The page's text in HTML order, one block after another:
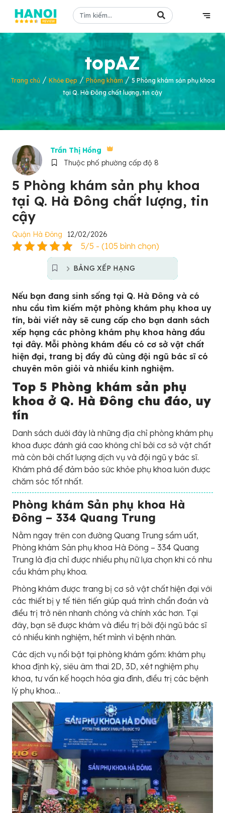
topAZ
Trang chủ/ Khỏe Đẹp / Phòng khám/5 Phòng khám sản phụ khoa
tại Q. Hà Đông chất lượng, tin cậy
Trần Thị Hồng
Thuộc phố phường cấp độ 8
5 Phòng khám sản phụ khoa
tại Q. Hà Đông chất lượng, tin
cậy
Quận Hà Đông 12/02/2026
5/5 - (105 bình chọn)
BẢNG XẾP HẠNG
Nếu bạn đang sinh sống tại Q. Hà Đông và có
nhu cầu tìm kiếm một phòng khám phụ khoa uy
tín, bài viết này sẽ cung cấp cho bạn danh sách
xếp hạng các phòng khám phụ khoa hàng đầu
tại đây. Mỗi phòng khám đều có cơ sở vật chất
hiện đại, trang bị đầy đủ cùng đội ngũ bác sĩ có
chuyên môn giỏi và nhiều kinh nghiệm.
Top 5 Phòng khám sản phụ
khoa ở Q. Hà Đông chu đáo, uy
tín
Danh sách dưới đây là những địa chỉ phòng khám phụ
khoa được đánh giá cao không chỉ bởi cơ sở vật chất
mà còn bởi chất lượng dịch vụ và đội ngũ y bác sĩ.
Khám phá để đảm bảo sức khỏe phụ khoa luôn được
chăm sóc tốt nhất.
Phòng khám Sản phụ khoa Hà
Đông – 334 Quang Trung
Nằm ngay trên con đường Quang Trung sầm uất,
Phòng khám Sản phụ khoa Hà Đông – 334 Quang
Trung là địa chỉ được nhiều phụ nữ lựa chọn khi có nhu
cầu khám phụ khoa.
Phòng khám được trang bị cơ sở vật chất hiện đại với
các thiết bị y tế tiên tiến giúp quá trình chẩn đoán và
điều trị trở nên nhanh chóng và chính xác hơn. Tại
đây, bạn sẽ được khám và điều trị bởi đội ngũ bác sĩ
có nhiều kinh nghiệm, hết mình vì bệnh nhân.
Các dịch vụ nổi bật tại phòng khám gồm: khám phụ
khoa định kỳ, siêu âm thai 2D, 3D, xét nghiệm phụ
khoa, tư vấn kế hoạch hóa gia đình, điều trị các bệnh
lý phụ khoa…